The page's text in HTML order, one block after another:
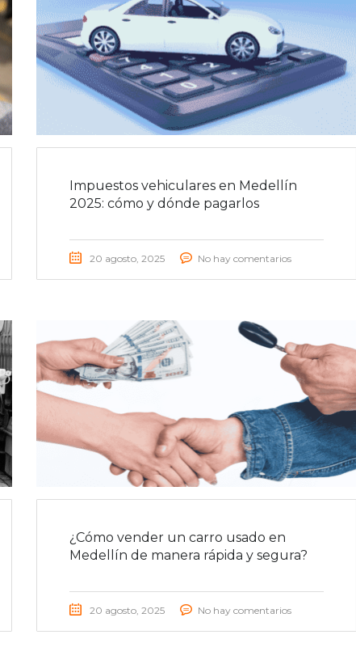
Impuestos vehiculares en Medellín
2025: cómo y dónde pagarlos
20 agosto, 2025 No hay comentarios
¿Cómo vender un carro usado en
Medellín de manera rápida y segura?
20 agosto, 2025 No hay comentarios